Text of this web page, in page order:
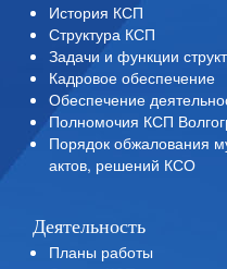
История КСП
Структура КСП
Задачи и функции
Кадровое обеспечение
Обеспечение
Полномочия КСП
Порядок обжалования
актов, решений КСО
Деятельность
Планы работы